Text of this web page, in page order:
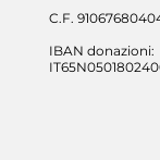
C.F.
IBAN donazioni: